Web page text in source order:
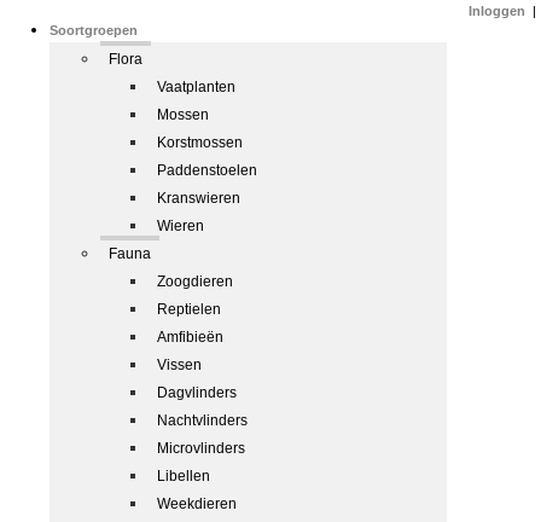
Soortgroepen
Flora
Vaatplanten
Mossen
Korstmossen
Paddenstoelen
Kranswieren
Wieren
Fauna
Zoogdieren
Reptielen
Amfibieën
Vissen
Dagvlinders
Nachtvlinders
Microvlinders
Libellen
Weekdieren
Inloggen |